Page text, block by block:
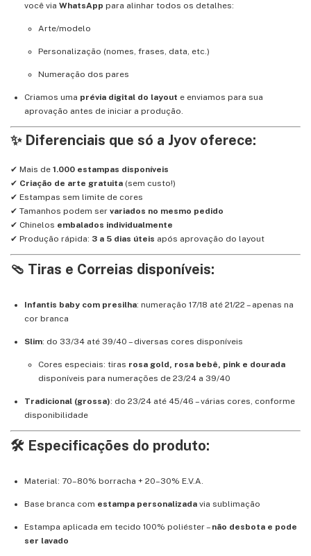
você via WhatsApp para alinhar todos os detalhes:
Arte/modelo
Personalização (nomes, frases, data, etc.)
Numeração dos pares
Criamos uma prévia digital do layout e enviamos para sua
aprovação antes de iniciar a produção.
✨ Diferenciais que só a Jyov oferece:
✔ Mais de 1.000 estampas disponíveis
✔ Criação de arte gratuita (sem custo!)
✔ Estampas sem limite de cores
✔ Tamanhos podem ser variados no mesmo pedido
✔ Chinelos embalados individualmente
✔ Produção rápida: 3 a 5 dias úteis após aprovação do layout
🩴 Tiras e Correias disponíveis:
Infantis baby com presilha: numeração 17/18 até 21/22 – apenas na
cor branca
Slim: do 33/34 até 39/40 – diversas cores disponíveis
Cores especiais: tiras rosa gold, rosa bebê, pink e dourada
disponíveis para numerações de 23/24 a 39/40
Tradicional (grossa): do 23/24 até 45/46 – várias cores, conforme
disponibilidade
🛠️ Especificações do produto:
Material: 70–80% borracha + 20–30% E.V.A.
Base branca com estampa personalizada via sublimação
Estampa aplicada em tecido 100% poliéster – não desbota e pode
ser lavado